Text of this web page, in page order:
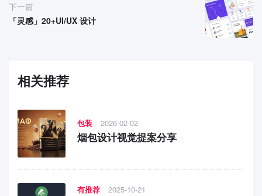
下一篇
「灵感」20+UI/UX 设计
相关推荐
包装 2026-02-02
烟包设计视觉提案分享
有推荐 2025-10-21